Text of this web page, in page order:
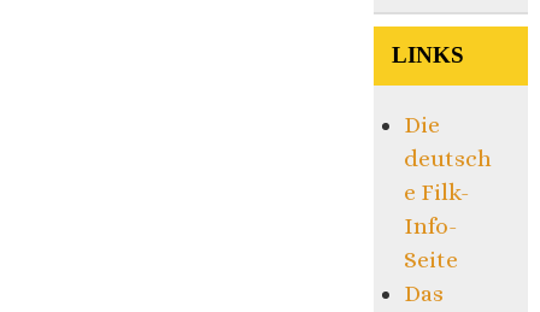
LINKS
Die
deutsch
e Filk-
Info-
Seite
Das